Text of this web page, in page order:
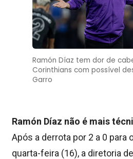
Ramón Díaz tem dor de
Corinthians com possível
Garro
Ramón Díaz não é mais
Após a derrota por 2 a 0 para
quarta-feira (16), a diretoria